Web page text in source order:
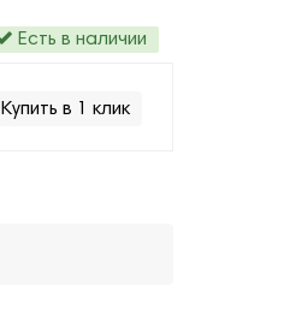
Есть в наличии
Купить в 1 клик